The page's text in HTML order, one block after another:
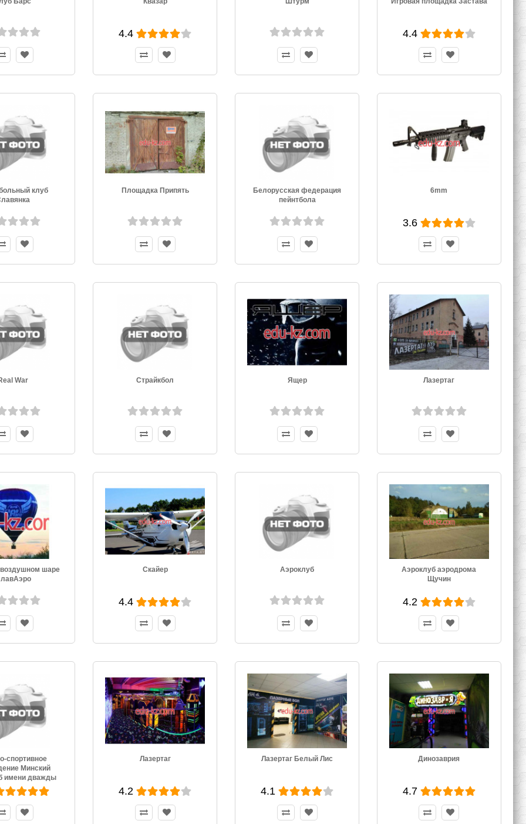
4.4 4.4
клуб
Площадка Припять
Белорусская федерация
пейнтбола
6mm
3.6
War Страйкбол Ящер Лазертаг
шаре
Скайер
4.4
Аэроклуб
Аэроклуб аэродрома
Щучин
4.2
спортивное
Минский
имени дважды
Союза С.
Лазертаг
4.2
Лазертаг Белый Лис
4.1
Динозаврия
4.7